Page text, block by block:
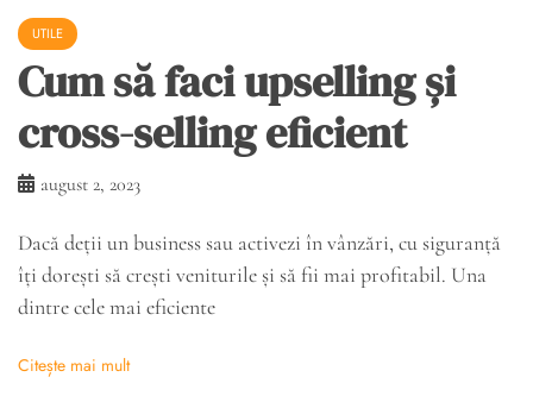
UTILE
Cum să faci upselling și
cross-selling eficient
august 2, 2023
Dacă deții un business sau activezi în vânzări, cu siguranță
îți dorești să crești veniturile și să fii mai profitabil. Una
dintre cele mai eficiente
Citește mai mult